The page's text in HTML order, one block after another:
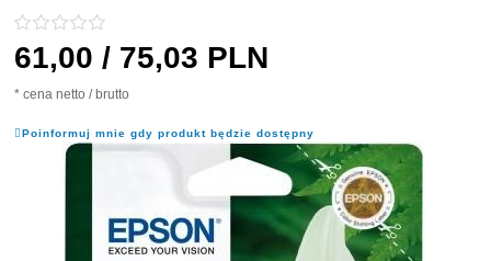
61,00 / 75,03 PLN
* cena netto / brutto
Poinformuj mnie gdy produkt będzie dostępny